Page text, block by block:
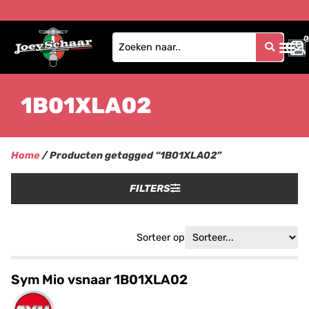
0
0
1B01XLA02
Home/ Producten getagged “1B01XLA02”
FILTERS
Sorteer op
Sym Mio vsnaar 1B01XLA02